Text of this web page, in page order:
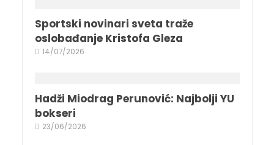
Sportski novinari sveta traže
oslobađanje Kristofa Gleza
14/07/2026
Hadži Miodrag Perunović: Najbolji YU
bokseri
23/06/2026